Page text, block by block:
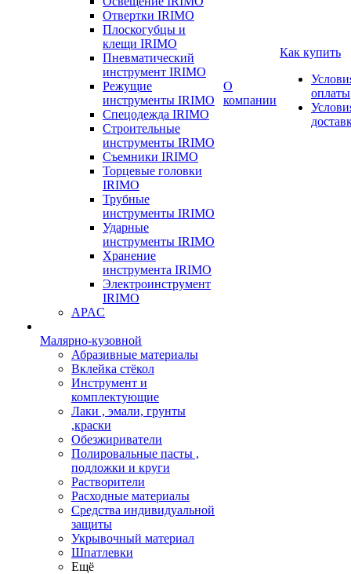
Отвертки IRIMO
Плоскогубцы и
клещи IRIMO
Пневматический
инструмент IRIMO
Режущие
инструменты IRIMO
Спецодежда IRIMO
Строительные
инструменты IRIMO
Съемники IRIMO
Торцевые головки
IRIMO
Трубные
инструменты IRIMO
Ударные
инструменты IRIMO
Хранение
инструмента IRIMO
Электроинструмент
IRIMO
APAC
Малярно-кузовной
Абразивные материалы
Вклейка стёкол
Инструмент и
комплектующие
Лаки , эмали, грунты
,краски
Обезжириватели
Полировальные пасты ,
подложки и круги
Растворители
Расходные материалы
Средства индивидуальной
защиты
Укрывочный материал
Шпатлевки
Ещё
О
компании
Как купить
оплаты